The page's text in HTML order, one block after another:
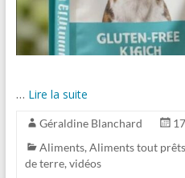
… Lire la suite
Géraldine Blanchard
Aliments, Aliments tout prêts
de terre, vidéos